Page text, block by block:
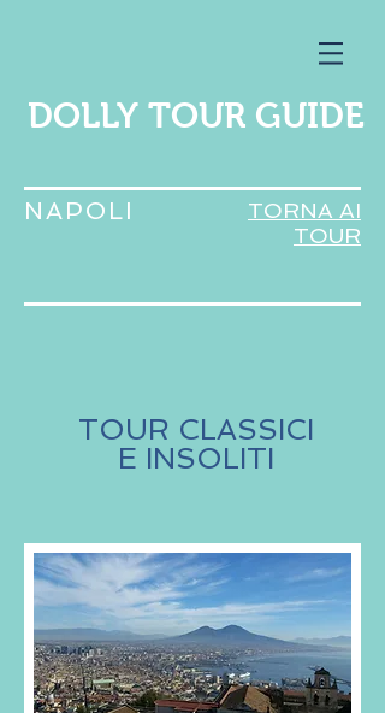
DOLLY TOUR GUIDE
NAPOLI
TOUR CLASSICI
E INSOLITI
TORNA AI
TOUR